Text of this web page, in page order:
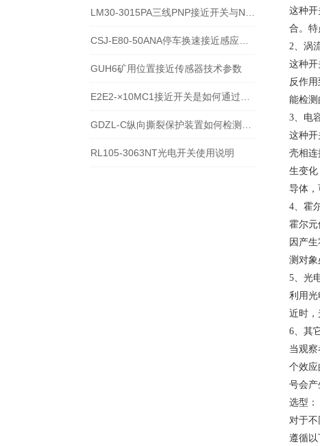
GUH6矿用位置接近传感器技术参数
RL105-3063NT光电开关使用说明
这种开
合。特
2、涡
这种
反作
能检测
3、电
这种
壳相
生变
导体，
4、霍
霍尔
因产
测对象
5、光
利用
近时，
6、其
当观
个效
号会产
选型：
对于不
遵循以